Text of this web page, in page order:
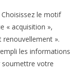
le motif
« acquisition »,
renouvellement ».
les informations
soumettre votre